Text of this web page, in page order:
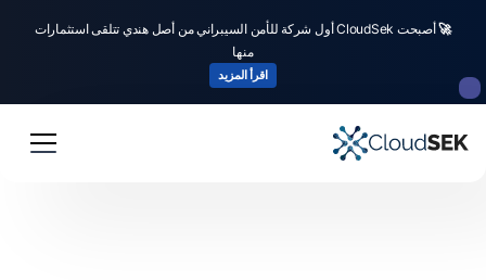
🚀
أصبحت CloudSek أول شركة للأمن السيبراني من أصل هندي تتلقى استثمارات
منها
اقرأ المزيد